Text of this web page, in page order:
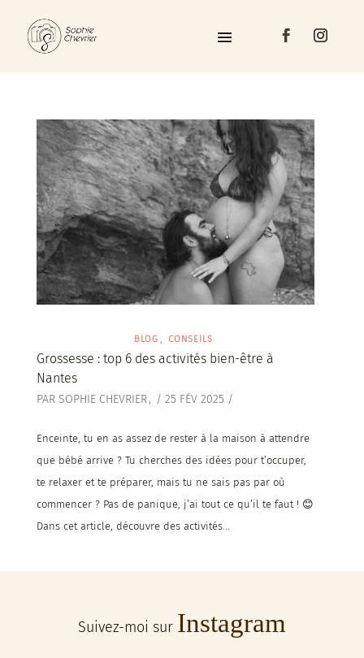
BLOG CONSEILS
Grossesse : top 6 des activités bien-être à
Nantes
PAR SOPHIE CHEVRIER / 25 FÉV 2025 /
Enceinte, tu en as assez de rester à la maison à attendre
que bébé arrive ? Tu cherches des idées pour t’occuper,
te relaxer et te préparer, mais tu ne sais pas par où
commencer ? Pas de panique, j’ai tout ce qu’il te faut ! 😊
Dans cet article, découvre des activités...
Suivez-moi sur Instagram